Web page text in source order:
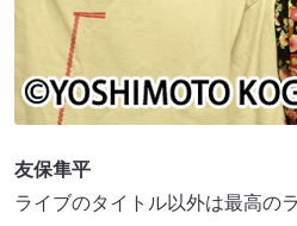
友保隼平
ライブのタイトル以外は最高の